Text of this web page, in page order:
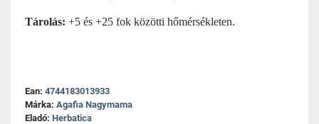
Tárolás: +5 és +25 fok közötti hőmérsékleten.
Ean: 4744183013933
Márka: Agafia Nagymama
Eladó: Herbatica